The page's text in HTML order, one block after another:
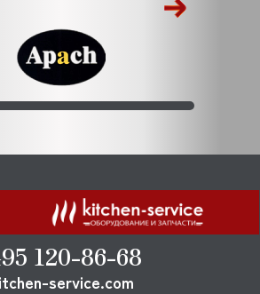
120-86-68
service.com